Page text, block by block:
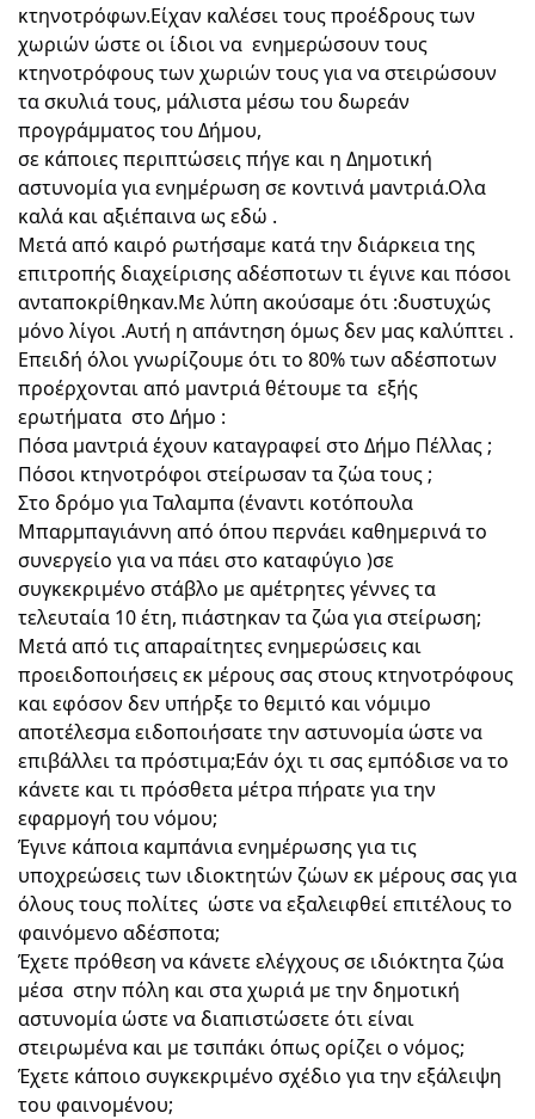
κτηνοτρόφων.Είχαν καλέσει τους προέδρους των
χωριών ώστε οι ίδιοι να  ενημερώσουν τους
κτηνοτρόφους των χωριών τους για να στειρώσουν
τα σκυλιά τους, μάλιστα μέσω του δωρεάν
προγράμματος του Δήμου,
σε κάποιες περιπτώσεις πήγε και η Δημοτική
αστυνομία για ενημέρωση σε κοντινά μαντριά.Ολα
καλά και αξιέπαινα ως εδώ .
Μετά από καιρό ρωτήσαμε κατά την διάρκεια της
επιτροπής διαχείρισης αδέσποτων τι έγινε και πόσοι
ανταποκρίθηκαν.Με λύπη ακούσαμε ότι :δυστυχώς
μόνο λίγοι .Αυτή η απάντηση όμως δεν μας καλύπτει .
Επειδή όλοι γνωρίζουμε ότι το 80% των αδέσποτων
προέρχονται από μαντριά θέτουμε τα  εξής
ερωτήματα  στο Δήμο :
Πόσα μαντριά έχουν καταγραφεί στο Δήμο Πέλλας ;
Πόσοι κτηνοτρόφοι στείρωσαν τα ζώα τους ;
Στο δρόμο για Ταλαμπα (έναντι κοτόπουλα
Μπαρμπαγιάννη από όπου περνάει καθημερινά το
συνεργείο για να πάει στο καταφύγιο )σε
συγκεκριμένο στάβλο με αμέτρητες γέννες τα
τελευταία 10 έτη, πιάστηκαν τα ζώα για στείρωση;
Μετά από τις απαραίτητες ενημερώσεις και
προειδοποιήσεις εκ μέρους σας στους κτηνοτρόφους
και εφόσον δεν υπήρξε το θεμιτό και νόμιμο
αποτέλεσμα ειδοποιήσατε την αστυνομία ώστε να
επιβάλλει τα πρόστιμα;Εάν όχι τι σας εμπόδισε να το
κάνετε και τι πρόσθετα μέτρα πήρατε για την
εφαρμογή του νόμου;
Έγινε κάποια καμπάνια ενημέρωσης για τις
υποχρεώσεις των ιδιοκτητών ζώων εκ μέρους σας για
όλους τους πολίτες  ώστε να εξαλειφθεί επιτέλους το
φαινόμενο αδέσποτα;
Έχετε πρόθεση να κάνετε ελέγχους σε ιδιόκτητα ζώα
μέσα  στην πόλη και στα χωριά με την δημοτική
αστυνομία ώστε να διαπιστώσετε ότι είναι
στειρωμένα και με τσιπάκι όπως ορίζει ο νόμος;
Έχετε κάποιο συγκεκριμένο σχέδιο για την εξάλειψη
του φαινομένου;